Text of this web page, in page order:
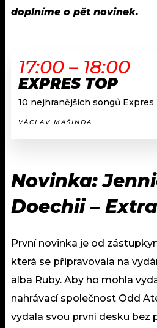
doplníme o pět novinek.
17:00 – 18:00
EXPRES TOP
10 nejhranějších songů Expres
VÁCLAV MAŠINDA
Novinka:
Doechii –
První novinka je od
která se připravovala na
alba Ruby. Aby ho mohla
nahrávací společnost Odd
vydala svou první desku bez